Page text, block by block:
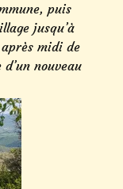
puis
jusqu’à
midi de
nouveau